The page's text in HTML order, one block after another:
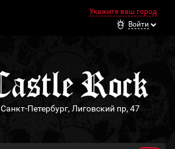
Укажите ваш город
Войти
Санкт-Петербург, Лиговский пр, 47